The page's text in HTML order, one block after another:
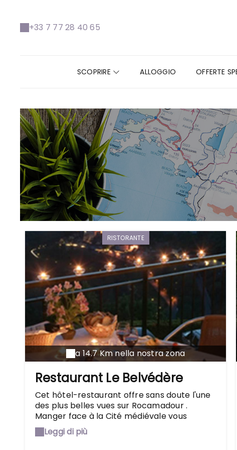
+33 7 77 28 40 65
SCOPRIRE ALLOGGIO OFFERTE
RISTORANTE
a 14.7 Km nella nostra zona
Restaurant Le Belvédère
Cet hôtel-restaurant offre sans doute l'une
des plus belles vues sur Rocamadour .
Manger face à la Cité médiévale vous
mettra sûrement en appétit. C'est le chef
Gilles Verrines qui satisfera ce dernier avec
Leggi di più